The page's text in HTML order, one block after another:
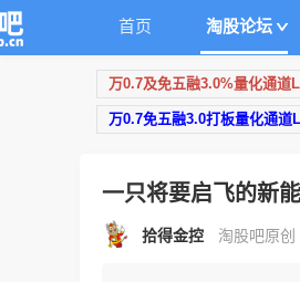
首页 淘股论坛
万0.7及免五融3.0%量化通道
万0.7免五融3.0打板量化通道
一只将要启飞的新
拾得金控 淘股吧原